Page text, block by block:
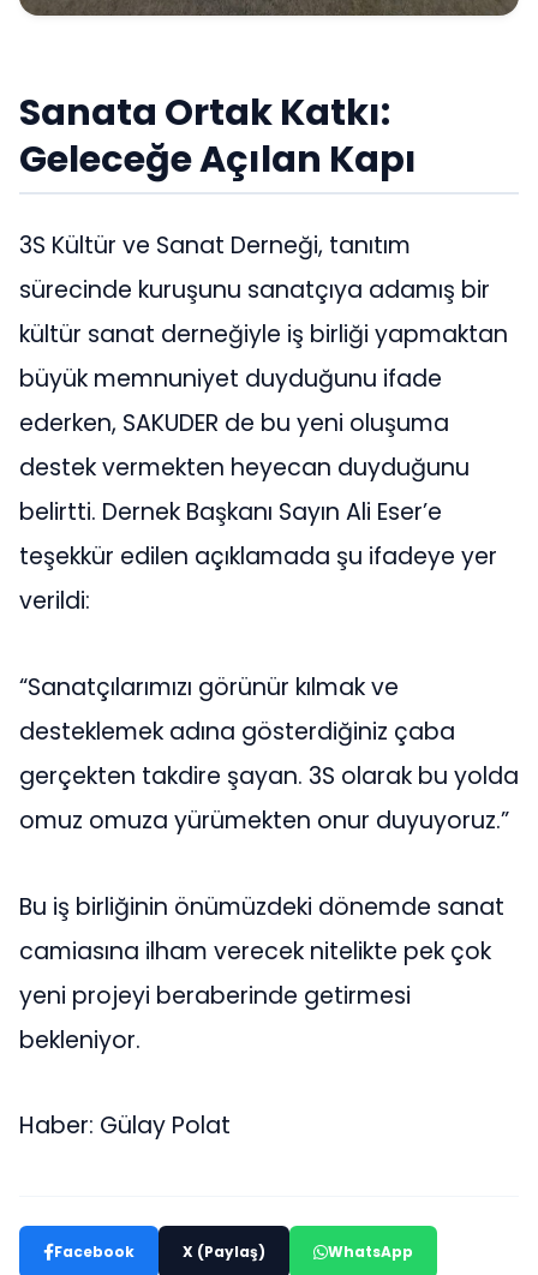
Sanata Ortak Katkı:
Geleceğe Açılan Kapı
3S Kültür ve Sanat Derneği, tanıtım
sürecinde kuruşunu sanatçıya adamış bir
kültür sanat derneğiyle iş birliği yapmaktan
büyük memnuniyet duyduğunu ifade
ederken, SAKUDER de bu yeni oluşuma
destek vermekten heyecan duyduğunu
belirtti. Dernek Başkanı Sayın Ali Eser’e
teşekkür edilen açıklamada şu ifadeye yer
verildi:
“Sanatçılarımızı görünür kılmak ve
desteklemek adına gösterdiğiniz çaba
gerçekten takdire şayan. 3S olarak bu yolda
omuz omuza yürümekten onur duyuyoruz.”
Bu iş birliğinin önümüzdeki dönemde sanat
camiasına ilham verecek nitelikte pek çok
yeni projeyi beraberinde getirmesi
bekleniyor.
Haber: Gülay Polat
Facebook X (Paylaş) WhatsApp